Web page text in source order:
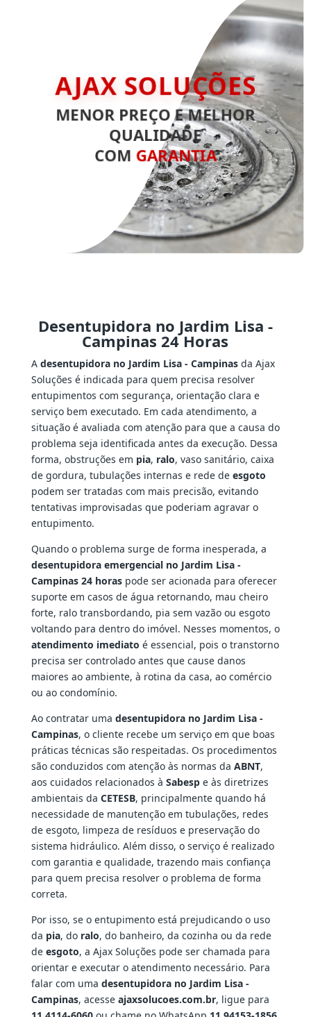
AJAX SOLUÇÕES
MENOR PREÇO E MELHOR
QUALIDADE
COM GARANTIA
Desentupidora no Jardim Lisa -
Campinas 24 Horas
A desentupidora no Jardim Lisa - Campinasda Ajax
Soluções é indicada para quem precisa resolver
entupimentos com segurança, orientação clara e
serviço bem executado. Em cada atendimento, a
situação é avaliada com atenção para que a causa do
problema seja identificada antes da execução. Dessa
forma, obstruções em pia, ralo, vaso sanitário, caixa
de gordura, tubulações internas e rede de esgoto
podem ser tratadas com mais precisão, evitando
tentativas improvisadas que poderiam agravar o
entupimento.
Quando o problema surge de forma inesperada, a
desentupidora emergencial no Jardim Lisa -
Campinas 24 horaspode ser acionada para oferecer
suporte em casos de água retornando, mau cheiro
forte, ralo transbordando, pia sem vazão ou esgoto
voltando para dentro do imóvel. Nesses momentos, o
atendimento imediato é essencial, pois o transtorno
precisa ser controlado antes que cause danos
maiores ao ambiente, à rotina da casa, ao comércio
ou ao condomínio.
Ao contratar uma desentupidora no Jardim Lisa -
Campinas, o cliente recebe um serviço em que boas
práticas técnicas são respeitadas. Os procedimentos
são conduzidos com atenção às normas da ABNT,
aos cuidados relacionados à Sabespe às diretrizes
ambientais da CETESB, principalmente quando há
necessidade de manutenção em tubulações, redes
de esgoto, limpeza de resíduos e preservação do
sistema hidráulico. Além disso, o serviço é realizado
com garantia e qualidade, trazendo mais confiança
para quem precisa resolver o problema de forma
correta.
Por isso, se o entupimento está prejudicando o uso
da pia, do ralo, do banheiro, da cozinha ou da rede
de esgoto, a Ajax Soluções pode ser chamada para
orientar e executar o atendimento necessário. Para
falar com uma desentupidora no Jardim Lisa -
Campinas, acesse ajaxsolucoes.com.br, ligue para